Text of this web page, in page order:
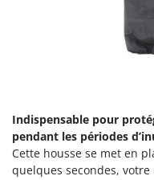
P
Palazzetti
Palumbo Pavi
Indispensable pour
pendant les périodes
Cette housse se met en
quelques secondes,